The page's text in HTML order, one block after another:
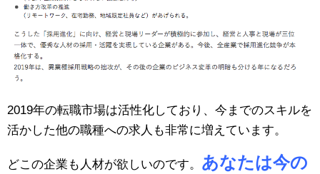
2019年の転職市場は活性化しており、今までのスキルを
活かした他の職種への求人も非常に増えています。
どこの企業も人材が欲しいのです。 あなたは今の